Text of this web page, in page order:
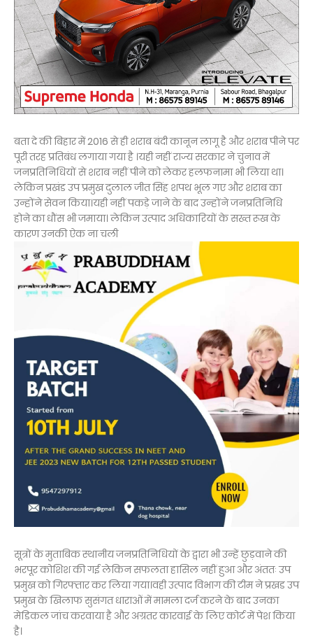
बता दे की बिहार में 2016 से ही शराब बंदी कानून लागू है और शराब पीने पर
पूरी तरह प्रतिबंध लगाया गया है ।यही नहीं राज्य सरकार ने चुनाव में
जनप्रतिनिधियों से शराब नहीं पीने को लेकर हलफनामा भी लिया था।
लेकिन प्रखंड उप प्रमुख दुलाल जीत सिंह शपथ भूल गए और शराब का
उन्होंने सेवन किया।यही नहीं पकड़े जाने के बाद उन्होंने जनप्रतिनिधि
होने का धौंस भी जमाया। लेकिन उत्पाद अधिकारियों के सख्त रूख के
कारण उनकी ऐक ना चली
सूत्रों के मुताबिक स्थानीय जनप्रतिनिधियों के द्वारा भी उन्हें छुड़वाने की
भरपूर कोशिश की गई लेकिन सफलता हासिल नहीं हुआ और अंततः उप
प्रमुख को गिरफ्तार कर लिया गया।वही उत्पाद विभाग की टीम ने प्रखड उप
प्रमुख के खिलाफ सुसंगत धाराओं में मामला दर्ज करने के बाद उनका
मेडिकल जांच करवाया है और अग्रतर कारवाई के लिए कोर्ट में पेश किया
है।